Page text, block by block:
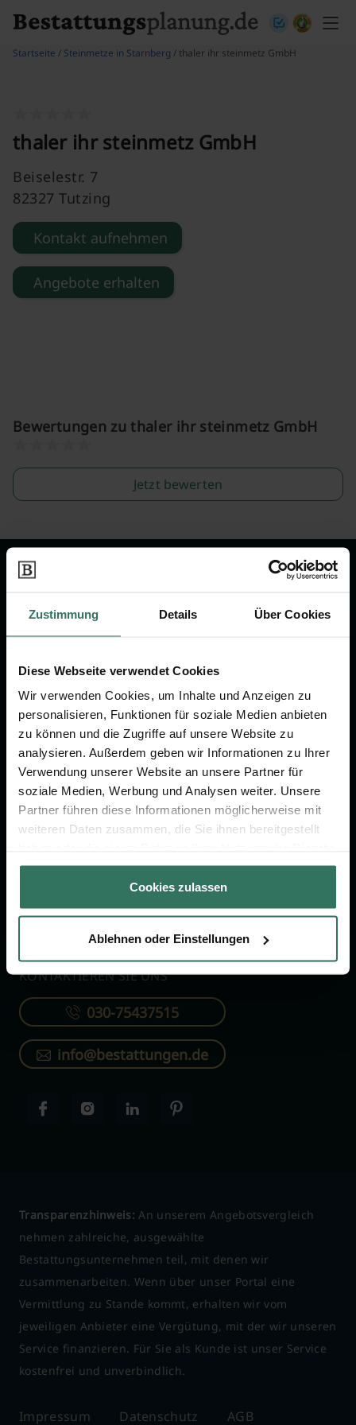
Zustimmung Details Über Cookies
Diese Webseite verwendet Cookies
Wir verwenden Cookies, um Inhalte und Anzeigen zu
personalisieren, Funktionen für soziale Medien anbieten
zu können und die Zugriffe auf unsere Website zu
analysieren. Außerdem geben wir Informationen zu Ihrer
Verwendung unserer Website an unsere Partner für
soziale Medien, Werbung und Analysen weiter. Unsere
Partner führen diese Informationen möglicherweise mit
weiteren Daten zusammen, die Sie ihnen bereitgestellt
gesammelt haben.
Cookies zulassen
Ablehnen oder Einstellungen
Startseite / Steinmetze in Starnberg / thaler ihr steinmetz GmbH
thaler ihr steinmetz GmbH
Beiselestr. 7
82327 Tutzing
Kontakt aufnehmen
Angebote erhalten
Bewertungen zu thaler ihr steinmetz GmbH
Jetzt bewerten
Wir sind Ihr Ansprechpartner rund
um das Thema Bestattung &
Vorsorge.
Jetzt beraten lassen
FÜR SIE
Vergleich
Ratgeber
Verzeichnis
FÜR BESTATTER
Online-Portal
Kostenlos registrieren
KONTAKTIEREN SIE UNS
030-75437515
info@bestattungen.de
Transparenzhinweis: An unserem Angebotsvergleich
nehmen zahlreiche, ausgewählte
Bestattungsunternehmen teil, mit denen wir
zusammenarbeiten. Wenn über unser Portal eine
Vermittlung zu Stande kommt, erhalten wir vom
jeweiligen Anbieter eine Vergütung, mit der wir unseren
Service finanzieren. Für Sie als Kunde ist unser Service
kostenfrei und unverbindlich.
Impressum Datenschutz AGB